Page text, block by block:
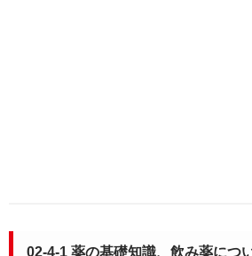
02-4-1 薬の基礎知識、飲み薬につ